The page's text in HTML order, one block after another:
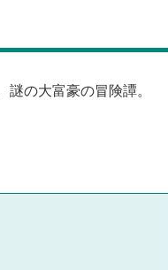
の大富豪の冒険譚。